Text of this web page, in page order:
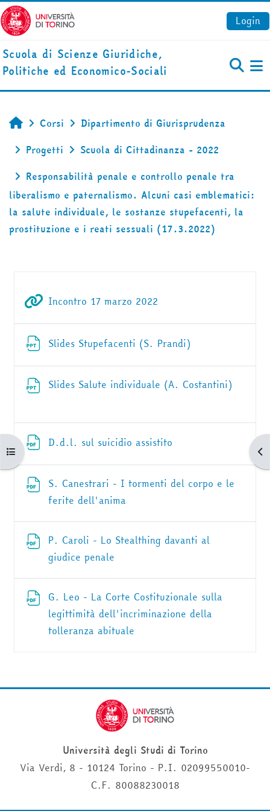
Vai al contenuto principale
Login
Scuola di Scienze Giuridiche,
Politiche ed Economico-Sociali
Apri indice del corso
Home
Corsi
Dipartimento di Giurisprudenza
Progetti
Scuola di Cittadinanza - 2022
Responsabilità penale e controllo penale tra
liberalismo e paternalismo. Alcuni casi emblematici:
la salute individuale, le sostanze stupefacenti, la
prostituzione e i reati sessuali (17.3.2022)
Schema della sezione
Incontro 17 marzo 2022
Slides Stupefacenti (S. Prandi)
Slides Salute individuale (A. Costantini)
D.d.l. sul suicidio assistito
S. Canestrari - I tormenti del corpo e le
ferite dell'anima
P. Caroli - Lo Stealthing davanti al
giudice penale
G. Leo - La Corte Costituzionale sulla
legittimità dell'incriminazione della
tolleranza abituale
Università degli Studi di Torino
Via Verdi, 8 - 10124 Torino - P.I. 02099550010-
C.F. 80088230018